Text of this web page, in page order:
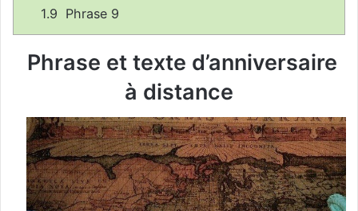
1.9 Phrase 9
Phrase et texte d’anniversaire
à distance